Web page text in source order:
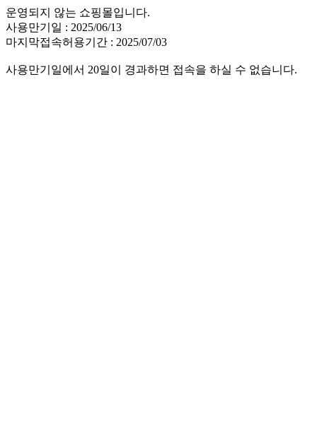
운영되지 않는 쇼핑몰입니다.
사용만기일 : 2025/06/13
마지막접속허용기간 : 2025/07/03
사용만기일에서 20일이 경과하면 접속을 하실 수 없습니다.